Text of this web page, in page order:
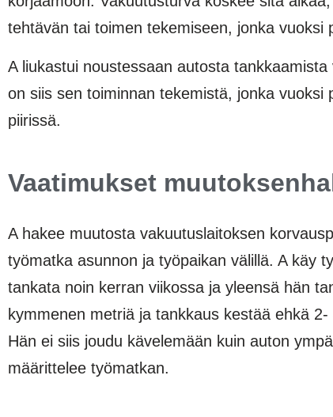
tehtävän tai toimen tekemiseen, jonka vuoksi
A liukastui noustessaan autosta
on siis sen toiminnan tekemistä, jonka
piirissä.
Vaatimukset
A hakee muutosta vakuutuslaitoksen
työmatka asunnon ja työpaikan välillä. A käy
tankata noin kerran viikossa ja yleensä hän
kymmenen metriä ja tankkaus kestää ehkä
Hän ei siis joudu kävelemään kuin auton
määrittelee työmatkan.